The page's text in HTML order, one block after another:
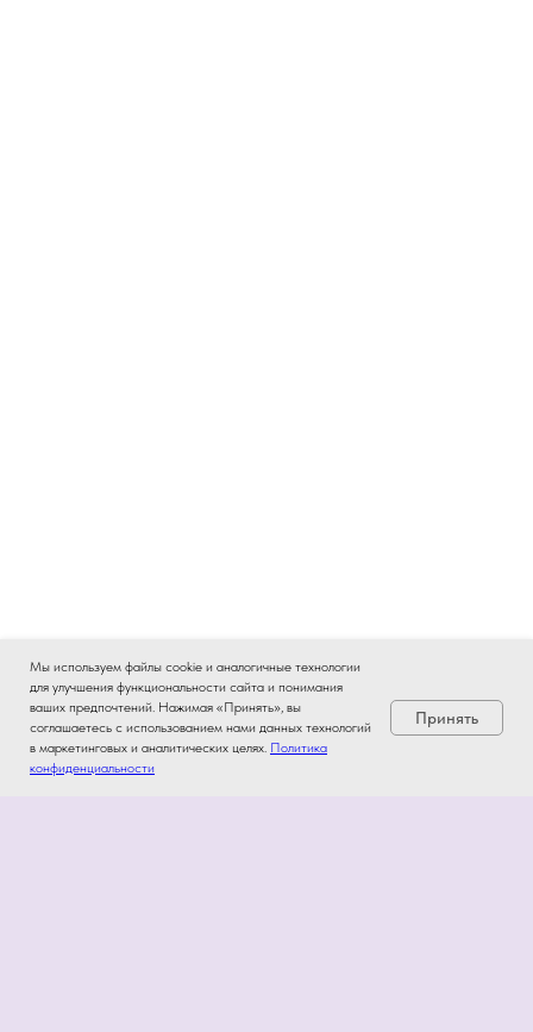
Мы используем файлы cookie и аналогичные технологии
для улучшения функциональности сайта и понимания
ваших предпочтений. Нажимая «Принять», вы
соглашаетесь с использованием нами данных технологий
в маркетинговых и аналитических целях. Политика
конфиденциальности
Принять